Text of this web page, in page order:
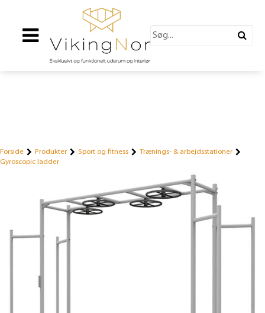
Forside Produkter Sport og fitness
Trænings- & arbejdsstationer
Gyroscopic ladder